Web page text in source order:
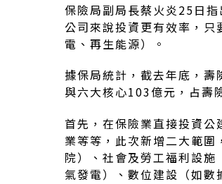
保險局副局長蔡火炎25日
公司來說投資更有效率，
電、再生能源）。
據保局統計，截去年底，
與六大核心103億元，占壽
首先，在保險業直接投資
業等等，此次新增二大範
院）、社會及勞工福利設
氣發電）、數位建設（如數